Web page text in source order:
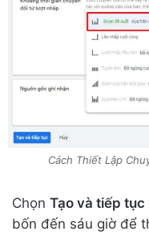
Cách Thiết Lập
Chọn Tạo và tiếp tục
bốn đến sáu giờ để